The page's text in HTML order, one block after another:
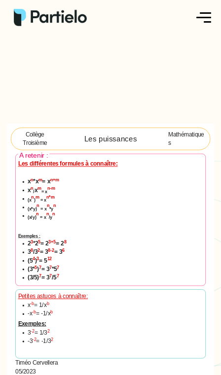
Se connecter
Collège
Troisième
Les puissances
Mathématique
s
A retenir :
Les différentes formules à connaître:
xn*xm= xn+m
xn
/xm
= x
n-m
(x
n
)
m
= x
n*m
(x*y)
n
= x
n
*y
n
(x/y)
n
= x
n
/y
n
Exemples :
23*25= 23+5= 28
38/32= 38-2= 36
(54)3= 512
(3*5)7= 37*57
(3/5)7= 37/57
Petites astuces à connaître:
x-b= 1/xb
-x-b= -1/xb
Exemples:
3-2= 1/32
-3-2= -1/32
Timéo Cervellera
05/2023